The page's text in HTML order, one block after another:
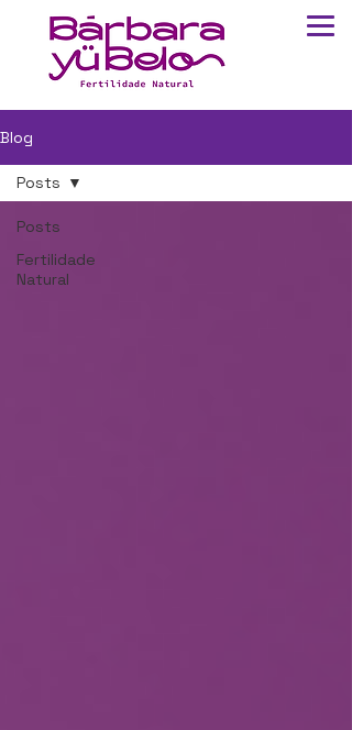
Blog
Posts
Fertilidade
Natural
Posts